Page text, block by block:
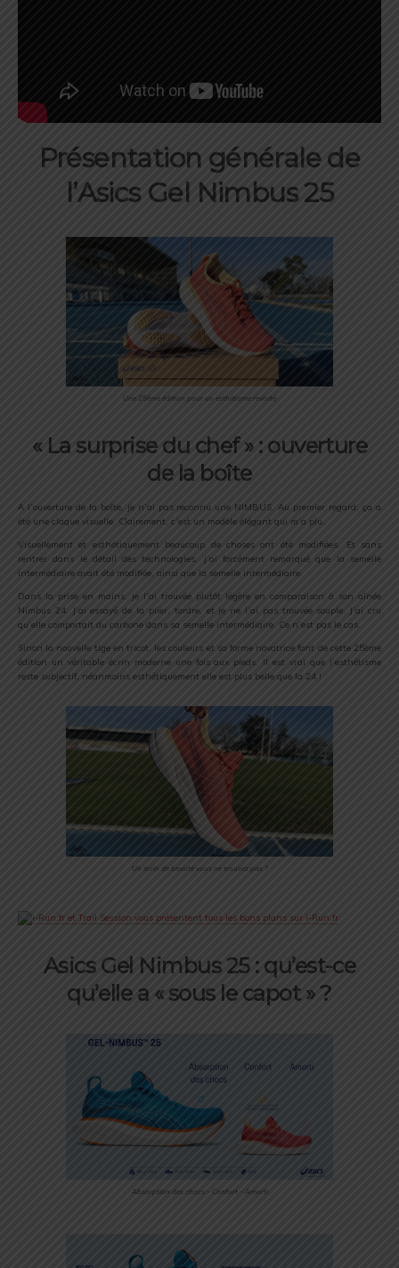
Présentation générale de
l’Asics Gel Nimbus 25
Une 25ème édition pour un esthétisme revisité
« La surprise du chef » : ouverture
de la boîte
A l’ouverture de la boîte, je n’ai pas reconnu une NIMBUS. Au premier regard, ça a
été une claque visuelle. Clairement, c’est un modèle élégant qui m’a plu.
Visuellement et esthétiquement beaucoup de choses ont été modifiées. Et sans
rentrer dans le détail des technologies, j’ai forcément remarqué que la semelle
intermédiaire avait été modifiée, ainsi que la semelle intermédiaire.
Dans la prise en mains, je l’ai trouvée plutôt légère en comparaison à son aînée
Nimbus 24. J’ai essayé de la plier, tordre, et je ne l’ai pas trouvée souple. J’ai cru
qu’elle comportait du carbone dans sa semelle intermédiaire. Ce n’est pas le cas.
Sinon la nouvelle tige en tricot, les couleurs et sa forme novatrice font de cette 25ème
édition un véritable écrin moderne une fois aux pieds. Il est vrai que l’esthétisme
reste subjectif, néanmoins esthétiquement elle est plus belle que la 24 !
Un écrin de beauté vous ne trouvez pas ?
Asics Gel Nimbus 25 : qu’est-ce
qu’elle a « sous le capot » ?
Absorption des chocs – Confort – Amorti